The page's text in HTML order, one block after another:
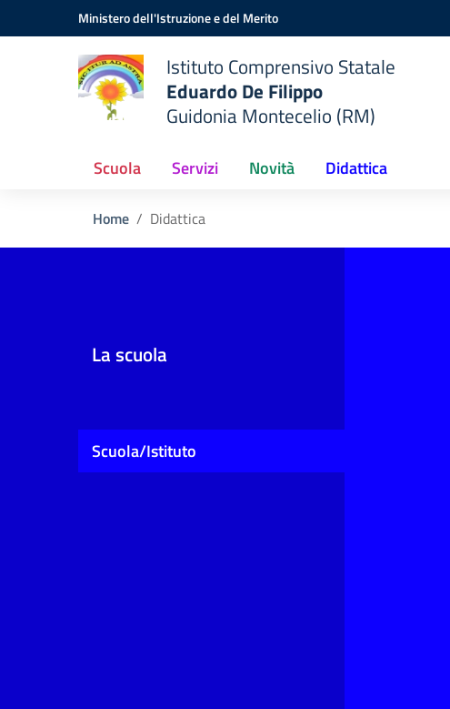
Vai ai contenuti
Vai al menu di navigazioneMinistero dell'Istruzione e del Merito
Istituto Comprensivo Statale
Eduardo De Filippo
Guidonia Montecelio (RM)
Scuola Servizi Novità Didattica
Home Didattica
La scuola
Scuola/Istituto